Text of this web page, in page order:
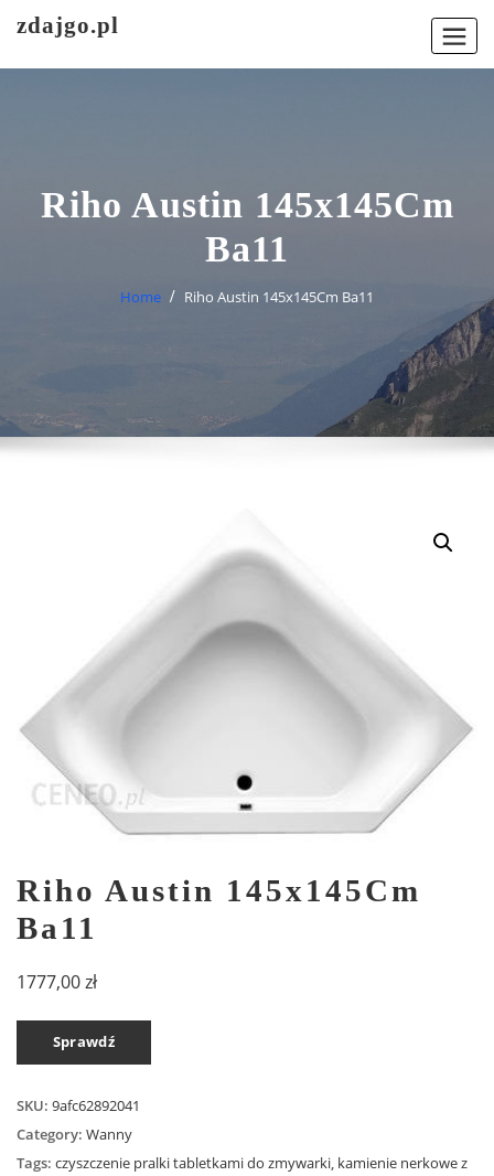
zdajgo.pl
Riho Austin 145x145Cm
Ba11
Home Riho Austin 145x145Cm Ba11
Riho Austin 145x145Cm
Ba11
1777,00zł
Sprawdź
SKU: 9afc62892041
Category: Wanny
Tags: czyszczenie pralki tabletkami do zmywarki, kamienie nerkowe z